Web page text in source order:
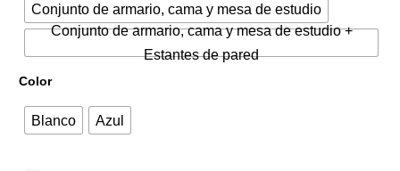
588,00€.922,00€.
Conjunto de armario, cama y mesa de estudio
Conjunto de armario, cama y mesa de estudio +
Estantes de pared
Color
Blanco Azul